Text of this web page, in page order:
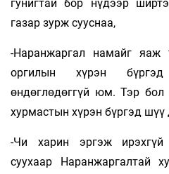
гунигтай бор нүдээр
газар зурж сууснаа,
-Наранжаргал намайг
оргилын хүрэн
өндөглөдөггүй юм. Тэр бол
хурмастын хүрэн бүргэд шүү
-Чи харин эргэж ирэхгүй
суухаар Наранжаргалтай